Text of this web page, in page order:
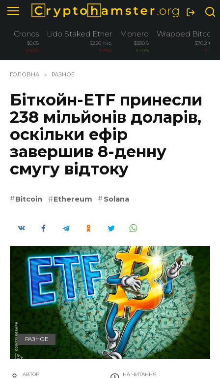
Перейти
до
вмісту
Cronos
$0.05
-5.60%
Lido Staked Ether
$2.26 тис.
-3.76%
Monero
$380.6
3.40%
Wrapped Bitcoin
$76.2 тис.
-3.26%
ГОЛОВНА » РАЗНОЕ
Біткойн-ETF принесли
238 мільйонів доларів,
оскільки ефір
завершив 8-денну
смугу відтоку
Bitcoin Ethereum Solana
РАЗНОЕ
АВТОР НА ЧИТАННЯ